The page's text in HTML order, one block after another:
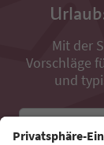
Mit der
Vorschläge
und